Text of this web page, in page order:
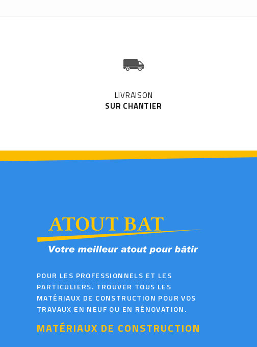
LIVRAISON
SUR CHANTIER
POUR LES PROFESSIONNELS ET LES
PARTICULIERS. TROUVER TOUS LES
MATÉRIAUX DE CONSTRUCTION POUR VOS
TRAVAUX EN NEUF OU EN RÉNOVATION.
MATÉRIAUX DE CONSTRUCTION